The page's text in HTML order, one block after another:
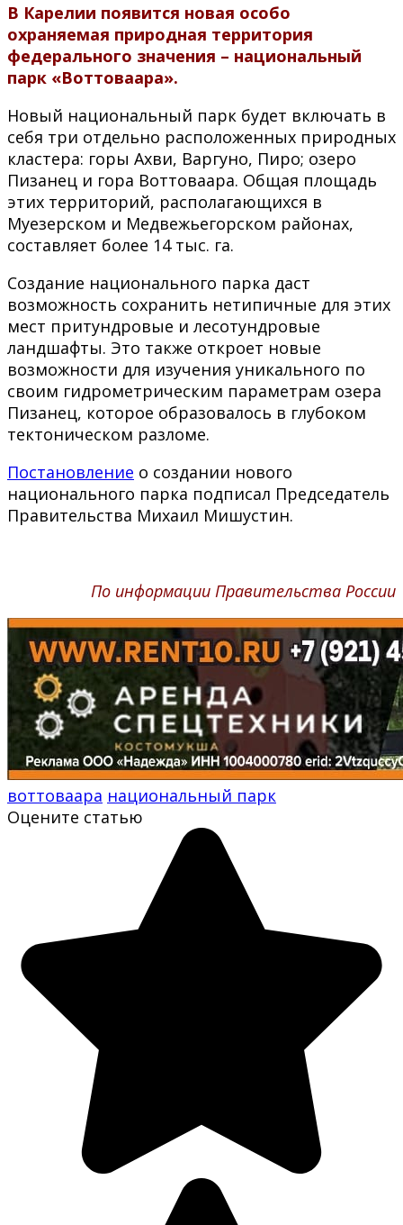
В Карелии появится новая особо
охраняемая природная территория
федерального значения – национальный
парк «Воттоваара».
Новый национальный парк будет включать в
себя три отдельно расположенных природных
кластера: горы Ахви, Варгуно, Пиро; озеро
Пизанец и гора Воттоваара. Общая площадь
этих территорий, располагающихся в
Муезерском и Медвежьегорском районах,
составляет более 14 тыс. га.
Создание национального парка даст
возможность сохранить нетипичные для этих
мест притундровые и лесотундровые
ландшафты. Это также откроет новые
возможности для изучения уникального по
своим гидрометрическим параметрам озера
Пизанец, которое образовалось в глубоком
тектоническом разломе.
Постановление о создании нового
национального парка подписал Председатель
Правительства Михаил Мишустин.
По информации Правительства России
воттоваара национальный парк
Оцените статью